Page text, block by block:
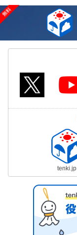
tenki.jp